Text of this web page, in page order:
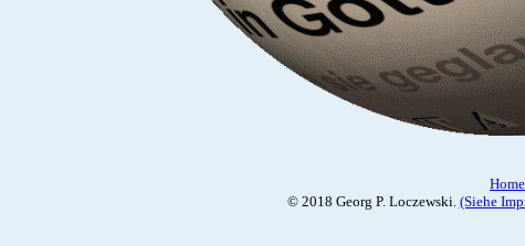
Home
© 2018 Georg P. Loczewski. (Siehe